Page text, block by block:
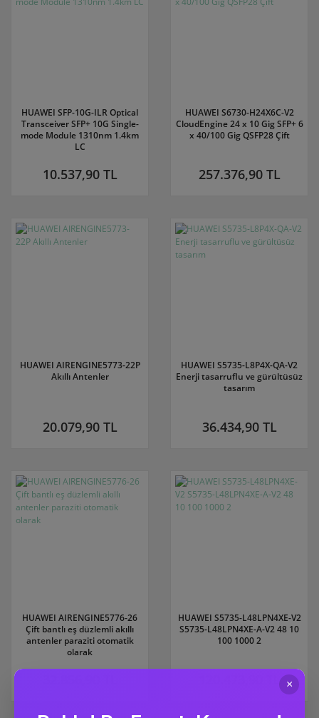
HUAWEI SFP-10G-ILR Optical
Transceiver SFP+ 10G Single-
mode Module 1310nm 1.4km
LC
10.537,90 TL
HUAWEI S6730-H24X6C-V2
CloudEngine 24 x 10 Gig SFP+ 6
x 40/100 Gig QSFP28 Çift
257.376,90 TL
HUAWEI AIRENGINE5773-22P
Akıllı Antenler
20.079,90 TL
HUAWEI S5735-L8P4X-QA-V2
Enerji tasarruflu ve gürültüsüz
tasarım
36.434,90 TL
HUAWEI AIRENGINE5776-26
Çift bantlı eş düzlemli akıllı
antenler paraziti otomatik
olarak
HUAWEI S5735-L48LPN4XE-V2
S5735-L48LPN4XE-A-V2 48 10
100 1000 2
120.473,90 TL